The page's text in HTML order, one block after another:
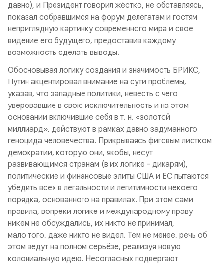
давно), и Президент говорил жёстко, не обставляясь,
показал собравшимся на форум делегатам и гостям
неприглядную картинку современного мира и свое
видение его будущего, предоставив каждому
возможность сделать выводы.
Обосновывая логику создания и значимость БРИКС,
Путин акцентировал внимание на сути проблемы,
указав, что западные политики, невесть с чего
уверовавшие в свою исключительность и на этом
основании включившие себя в т. н. «золотой
миллиард», действуют в рамках давно задуманного
геноцида человечества. Прикрываясь фиговым листком
демократии, которую они, якобы, несут
развивающимся странам (в их логике - дикарям),
политические и финансовые элиты США и ЕС пытаются
убедить всех в легальности и легитимности некоего
порядка, основанного на правилах. При этом сами
правила, вопреки логике и международному праву
никем не обсуждались, их никто не принимал,
мало того, даже никто не видел. Тем не менее, речь об
этом ведут на полном серьёзе, реализуя новую
колониальную идею. Несогласных подвергают